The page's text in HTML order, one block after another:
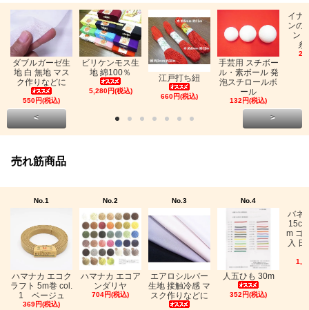
ダブルガーゼ生
地 白 無地 マス
ク作りなどに
550円(税込)
ビリケンモス生
地 綿100％
5,280円(税込)
江戸打ち紐
660円(税込)
手芸用 スチボー
ル・素ボール 発
泡スチロールボ
ール
132円(税込)
イナ
ンの
ン
糸
< >
売れ筋商品
No.1
ハマナカ エコク
ラフト 5m巻 col.
1 ベージュ
369円(税込)
No.2
ハマナカ エコア
ンダリヤ
704円(税込)
No.3
エアロシルバー
生地 接触冷感 マ
スク作りなどに
No.4
人五ひも 30m
352円(税込)
バネ
m ゴ
入